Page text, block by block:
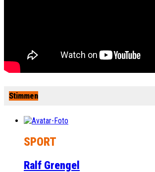
Stimmen
SPORT
Ralf Grengel